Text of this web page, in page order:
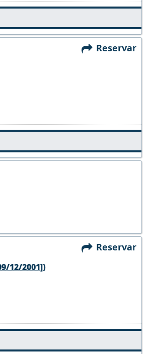
Reservar
Reservar
12/2001])